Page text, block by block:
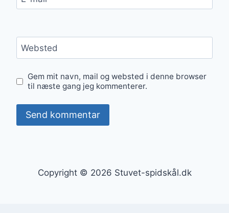
Websted
Gem mit navn, mail og websted i denne browser
til næste gang jeg kommenterer.
Copyright © 2026 Stuvet-spidskål.dk